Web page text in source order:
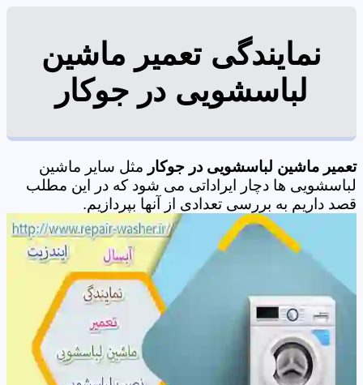
نمایندگی تعمیر ماشین
لباسشویی در جوکار
تعمیر ماشین لباسشویی در جوکار مثل سایر ماشین
لباسشویی ها دچار ایراداتی می شود که در این مطلب
قصد داریم به بررسی تعدادی از آنها بپردازیم.